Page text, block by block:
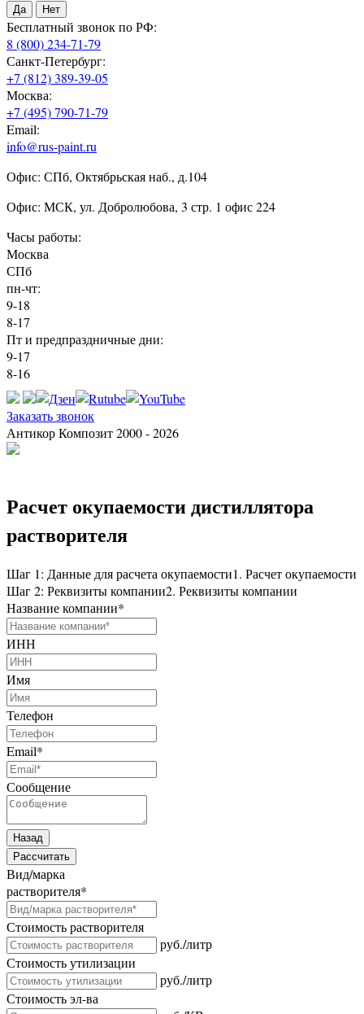
Да Нет
Бесплатный звонок по РФ:
8 (800) 234-71-79
Санкт-Петербург:
+7 (812) 389-39-05
Москва:
+7 (495) 790-71-79
Email:
info@rus-paint.ru
Офис: СПб, Октябрьская наб., д.104
Офис: МСК, ул. Добролюбова, 3 стр. 1 офис 224
Часы работы:
Москва
СПб
пн-чт:
9-18
8-17
Пт и предпраздничные дни:
9-17
8-16
Заказать звонок
Антикор Композит 2000 - 2026
Расчет окупаемости дистиллятора
растворителя
Шаг 1: Данные для расчета окупаемости1. Расчет окупаемости
Шаг 2: Реквизиты компании2. Реквизиты компании
Название компании*
ИНН
Имя
Телефон
Email*
Сообщение
Назад
Рассчитать
Вид/марка
растворителя*
Стоимость растворителя
руб./литр
Стоимость утилизации
руб./литр
Стоимость эл-ва